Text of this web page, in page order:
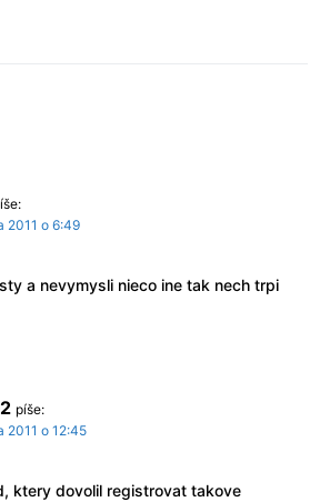
2011 o 6:49
a nevymysli nieco ine tak nech trpi
píše:
2011 o 12:45
ktery dovolil registrovat takove